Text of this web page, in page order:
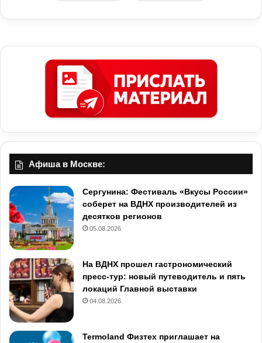
Афиша в Москве:
Сергунина: Фестиваль «Вкусы России»
соберет на ВДНХ производителей из
десятков регионов
05.08.2026
На ВДНХ прошел гастрономический
пресс-тур: новый путеводитель и пять
локаций Главной выставки
04.08.2026
Termoland Физтех приглашает на